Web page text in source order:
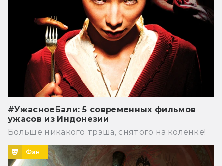
#УжасноеБали: 5 современных фильмов
ужасов из Индонезии
Больше никакого трэша, снятого на коленке!
Фан